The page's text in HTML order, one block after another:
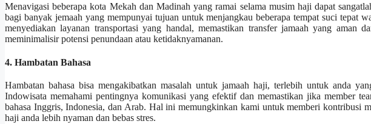
Menavigasi beberapa kota Mekah dan Madinah yang ramai selama musim haji dapat
bagi banyak jemaah yang mempunyai tujuan untuk menjangkau beberapa tempat suci tepat
menyediakan layanan transportasi yang handal, memastikan transfer jamaah yang aman
meminimalisir potensi penundaan atau ketidaknyamanan.
4. Hambatan Bahasa
Hambatan bahasa bisa mengakibatkan masalah untuk jamaah haji, terlebih untuk anda
Indowisata memahami pentingnya komunikasi yang efektif dan memastikan jika member
bahasa Inggris, Indonesia, dan Arab. Hal ini memungkinkan kami untuk memberi kontribusi
haji anda lebih nyaman dan bebas stres.